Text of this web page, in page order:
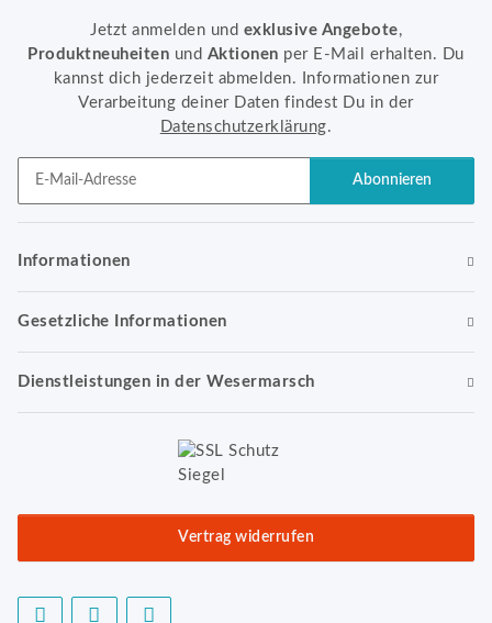
Jetzt anmelden und exklusive Angebote,
Produktneuheiten und Aktionen per E-Mail erhalten. Du
kannst dich jederzeit abmelden. Informationen zur
Verarbeitung deiner Daten findest Du in der
Datenschutzerklärung.
Abonnieren
Informationen
Gesetzliche Informationen
Dienstleistungen in der Wesermarsch
Vertrag widerrufen